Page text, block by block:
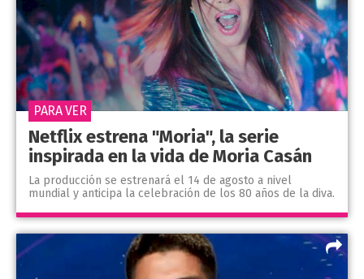
Netflix estrena "Moria", la serie
inspirada en la vida de Moria Casán
La producción se estrenará el 14 de agosto a nivel
mundial y anticipa la celebración de los 80 años de la diva.
PARA VER